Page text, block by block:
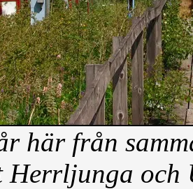
här från
Herrljunga och